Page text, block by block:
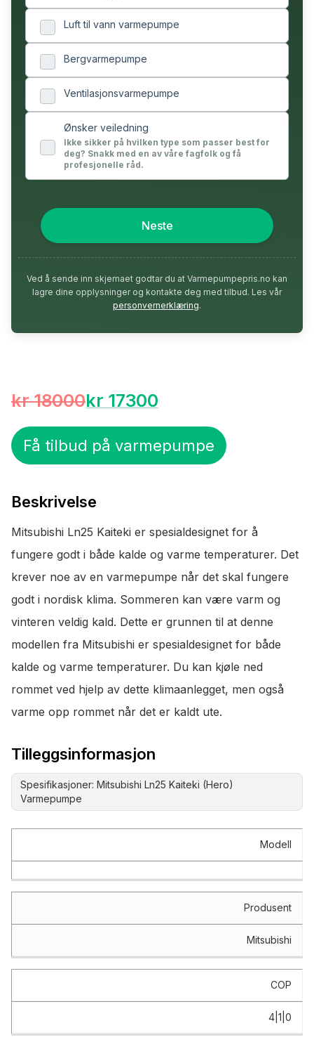
Luft til vann varmepumpe
Bergvarmepumpe
Ventilasjonsvarmepumpe
Ønsker veiledning
Ikke sikker på hvilken type som passer best for
deg? Snakk med en av våre fagfolk og få
profesjonelle råd.
Neste
Ved å sende inn skjemaet godtar du at Varmepumpepris.no kan
lagre dine opplysninger og kontakte deg med tilbud. Les vår
personvernerklæring.
kr 18000kr 17300
Få tilbud på varmepumpe
Beskrivelse
Mitsubishi Ln25 Kaiteki er spesialdesignet for å
fungere godt i både kalde og varme temperaturer. Det
krever noe av en varmepumpe når det skal fungere
godt i nordisk klima. Sommeren kan være varm og
vinteren veldig kald. Dette er grunnen til at denne
modellen fra Mitsubishi er spesialdesignet for både
kalde og varme temperaturer. Du kan kjøle ned
rommet ved hjelp av dette klimaanlegget, men også
varme opp rommet når det er kaldt ute.
Tilleggsinformasjon
Spesifikasjoner: Mitsubishi Ln25 Kaiteki (Hero)
Varmepumpe
Modell
Produsent
Mitsubishi
COP
4|1|0